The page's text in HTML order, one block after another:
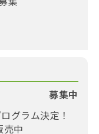
募集中
グラム決定！
売中